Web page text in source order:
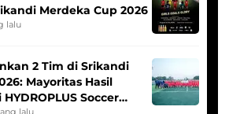
Merdeka Cup 2026
lalu
2 Tim di Srikandi
Mayoritas Hasil
Soccer
lalu